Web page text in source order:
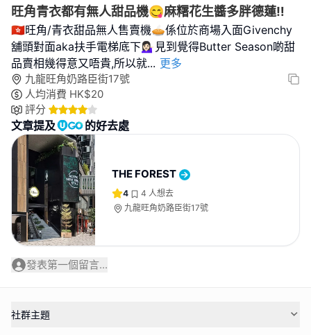
旺角青衣都有無人甜品機😋麻糬花生醬多胖德蓮‼️
🇭🇰旺角/青衣甜品無人售賣機🥧係位於商場入面Givenchy
舖頭對面aka扶手電梯底下💁🏻‍♀️見到覺得Butter Season啲甜
品賣相幾得意又唔貴,所以就... 更多
九龍旺角奶路臣街17號
人均消費 HK$20
評分
文章提及 的好去處
THE FOREST
4 4 人想去
九龍旺角奶路臣街17號
發表第一個留言...
社群主題